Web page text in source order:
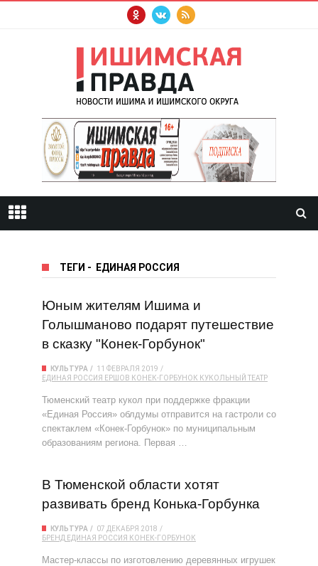
ТЕГИ - ЕДИНАЯ РОССИЯ
Юным жителям Ишима и
Голышманово подарят путешествие
в сказку "Конек-Горбунок"
КУЛЬТУРА
11 ФЕВРАЛЯ 2019
ЕДИНАЯ РОССИЯ ЕРШОВ КОНЕК-ГОРБУНОК КУКОЛЬНЫЙ ТЕАТР
Тюменский театр кукол при поддержке фракции
«Единая Россия» облдумы отправится на гастроли со
спектаклем «Конек-Горбунок» по муниципальным
образованиям региона. Первая …
В Тюменской области хотят
развивать бренд Конька-Горбунка
КУЛЬТУРА
07 ДЕКАБРЯ 2018
БРЕНД ЕДИНАЯ РОССИЯ КОНЕК-ГОРБУНОК
Мастер-классы по изготовлению деревянных игрушек